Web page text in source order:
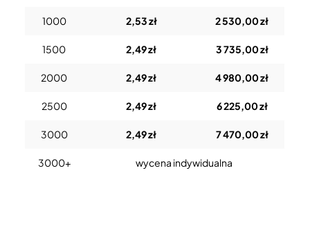
1000 2,53 zł 2 530,00 zł
1500 2,49 zł 3 735,00 zł
2000 2,49 zł 4 980,00 zł
2500 2,49 zł 6 225,00 zł
3000 2,49 zł 7 470,00 zł
3000+ wycena indywidualna